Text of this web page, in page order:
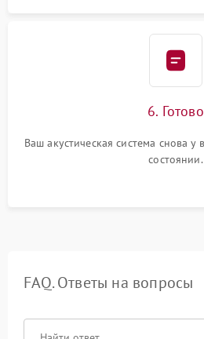
6. Готово
Ваш акустическая система снова
состоянии.
FAQ. Ответы на вопросы